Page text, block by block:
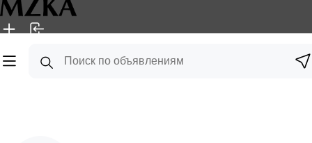
Главная Магазины